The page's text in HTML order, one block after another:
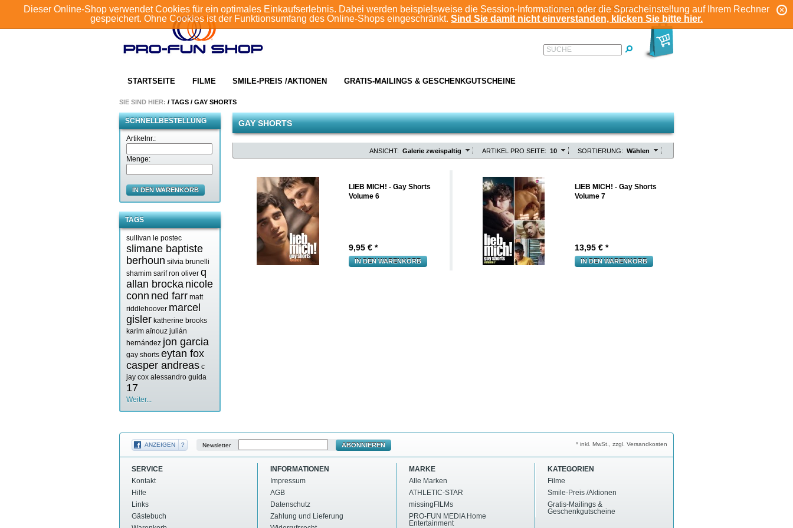
Dieser Online-Shop verwendet Cookies für ein optimales Einkaufserlebnis. Dabei werden beispielsweise die Session-Informationen oder die Spracheinstellung auf Ihrem Rechner
gespeichert. Ohne Cookies ist der Funktionsumfang des Online-Shops eingeschränkt. Sind Sie damit nicht einverstanden, klicken Sie bitte hier.
KONTO
ANMELDEN REGISTRIEREN
STARTSEITE FILME SMILE-PREIS /AKTIONEN GRATIS-MAILINGS & GESCHENKGUTSCHEINE
SUCHE
SIE SIND HIER: / TAGS / GAY SHORTS
SCHNELLBESTELLUNG
Artikelnr.:
Menge:
IN DEN WARENKORB
TAGS
sullivan le postec
slimane baptiste
berhoun silvia brunelli
shamim sarif ron oliver q
allan brocka nicole
conn ned farr matt
riddlehoover marcel
gisler katherine brooks
karim aïnouz julián
hernández jon garcia
gay shorts eytan fox
casper andreas c
jay cox alessandro guida
17
Weiter...
GAY SHORTS
SORTIERUNG: Wählen
ARTIKEL PRO SEITE: 10
ANSICHT: Galerie zweispaltig
LIEB MICH! - Gay Shorts
Volume 6
9,95 € *
IN DEN WARENKORB
LIEB MICH! - Gay Shorts
Volume 7
13,95 € *
IN DEN WARENKORB
ANZEIGEN ? Newsletter ABONNIEREN * inkl. MwSt., zzgl. Versandkosten
SERVICE
Kontakt
Hilfe
Links
Gästebuch
INFORMATIONEN
Impressum
AGB
Datenschutz
Zahlung und Lieferung
MARKE
Alle Marken
ATHLETIC-STAR
missingFILMs
PRO-FUN MEDIA Home
Entertainment
KATEGORIEN
Filme
Smile-Preis /Aktionen
Gratis-Mailings &
Geschenkgutscheine